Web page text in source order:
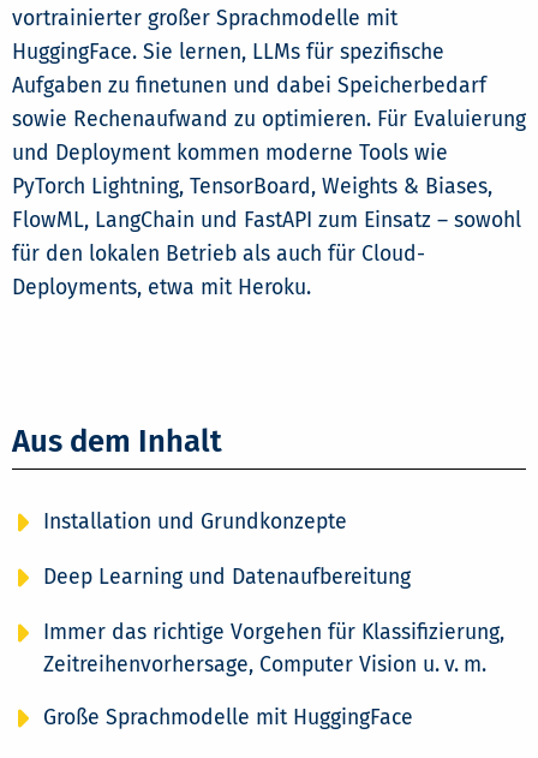
vortrainierter großer Sprachmodelle mit
HuggingFace. Sie lernen, LLMs für spezifische
Aufgaben zu finetunen und dabei Speicherbedarf
sowie Rechenaufwand zu optimieren. Für Evaluierung
und Deployment kommen moderne Tools wie
PyTorch Lightning, TensorBoard, Weights & Biases,
FlowML, LangChain und FastAPI zum Einsatz – sowohl
für den lokalen Betrieb als auch für Cloud-
Deployments, etwa mit Heroku.
Aus dem Inhalt
Installation und Grundkonzepte
Deep Learning und Datenaufbereitung
Immer das richtige Vorgehen für Klassifizierung,
Zeitreihenvorhersage, Computer Vision u. v. m.
Große Sprachmodelle mit HuggingFace